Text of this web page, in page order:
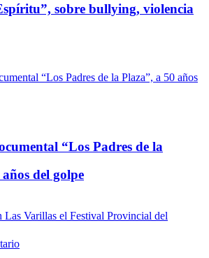
sobre bullying, violencia
“Los Padres de la
del golpe